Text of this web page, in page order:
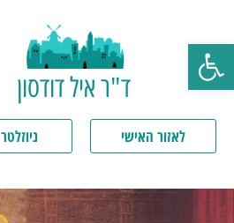
פתח סרגל נגישות
ד"ר איל דודסון
לאזור האישי ניוזלטר